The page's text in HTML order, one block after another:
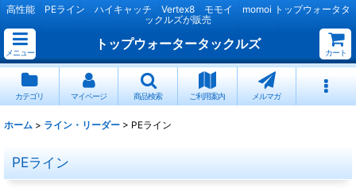
高性能 PEライン ハイキャッチ Vertex8 モモイ momoi トップウォータタ
ックルズが販売
メニュー
トップウォータータックルズ
カート
カテゴリ マイページ 商品検索 ご利用案内 メルマガ
ホーム > ライン・リーダー > PEライン
PEライン